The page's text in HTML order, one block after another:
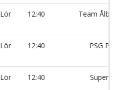
Lör 12:40 Team
Lör 12:40 PSG P-
Lör 12:40